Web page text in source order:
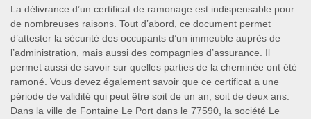
La délivrance d’un certificat de ramonage est indispensable pour
de nombreuses raisons. Tout d’abord, ce document permet
d’attester la sécurité des occupants d’un immeuble auprès de
l’administration, mais aussi des compagnies d’assurance. Il
permet aussi de savoir sur quelles parties de la cheminée ont été
ramoné. Vous devez également savoir que ce certificat a une
période de validité qui peut être soit de un an, soit de deux ans.
Dans la ville de Fontaine Le Port dans le 77590, la société Le